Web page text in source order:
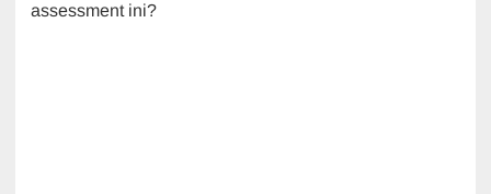
assessment ini?